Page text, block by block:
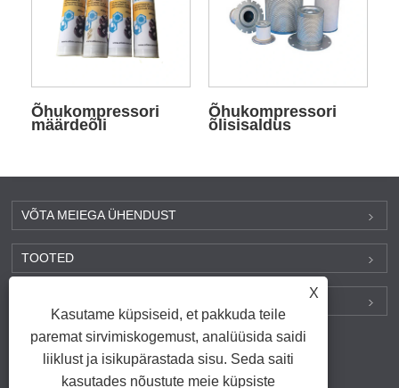
Õhukompressori
määrdeõli
Õhukompressori
õlisisaldus
VÕTA MEIEGA ÜHENDUST
TOOTED
Lingid|Sitemap |RSS |XML |
Privacy Policy
X
Kasutame küpsiseid, et pakkuda teile
paremat sirvimiskogemust, analüüsida saidi
liiklust ja isikupärastada sisu. Seda saiti
kasutades nõustute meie küpsiste